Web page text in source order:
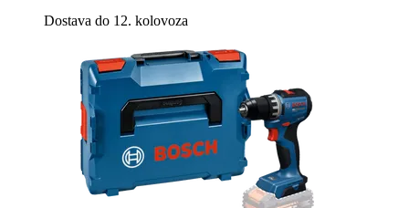
Dostava do 12. kolovoza